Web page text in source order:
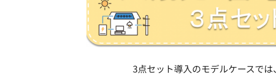
3点セット導入のモデルケースでは、